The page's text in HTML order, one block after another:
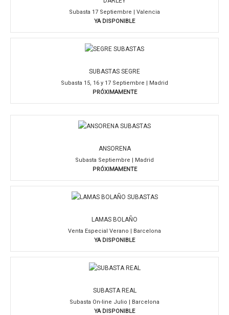
Subasta 17 Septiembre | Valencia
YA DISPONIBLE
SUBASTAS SEGRE
Subasta 15, 16 y 17 Septiembre | Madrid
PRÓXIMAMENTE
ANSORENA
Subasta Septiembre | Madrid
PRÓXIMAMENTE
LAMAS BOLAÑO
Venta Especial Verano | Barcelona
YA DISPONIBLE
SUBASTA REAL
Subasta On-line Julio | Barcelona
YA DISPONIBLE